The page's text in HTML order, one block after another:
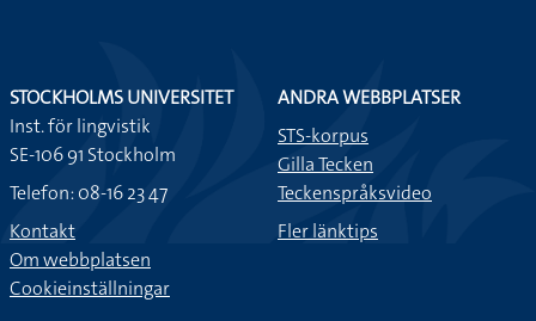
bilen, det sparar du pengar på.
Om man har fått missfall bör man åka till sjukhuset. För det
kan hända att det finns rester kvar i livmodern så att man
behöver skrapas.
Bästa julklappen i år är boll.
STOCKHOLMS UNIVERSITET
Inst. för lingvistik
SE-106 91 Stockholm
Telefon: 08-16 23 47
Kontakt
Om webbplatsen
Cookieinställningar
ANDRA WEBBPLATSER
STS-korpus
Gilla Tecken
Teckenspråksvideo
Fler länktips